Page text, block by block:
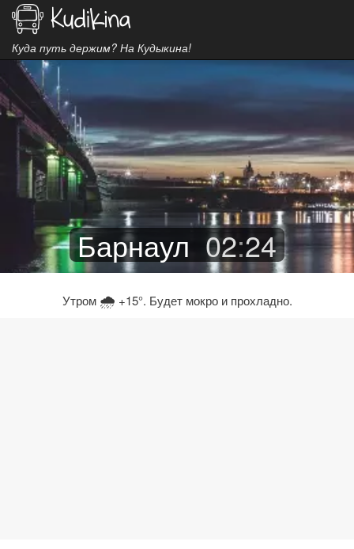
Куда путь держим? На Кудыкина!
Барнаул 02:24
Утром 🌧 +15°. Будет мокро и прохладно.